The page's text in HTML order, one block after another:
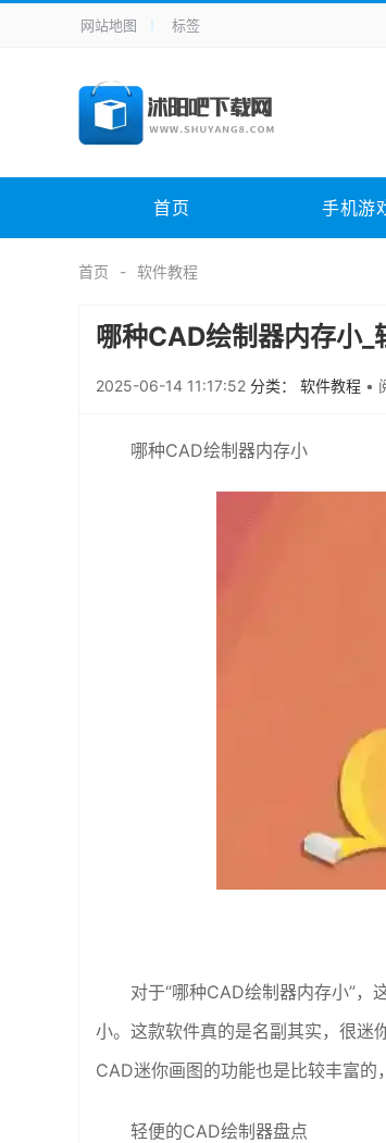
手机应用
手机游戏 H5游戏
电脑软件 其它类别 图形
未分类
网站地图 标签
首页 手机游
首页 软件教程
哪种CAD绘制器内存小
2025-06-14 11:17:52 分类： 软件教程 •
哪种CAD绘制器内存小
对于“哪种CAD绘制器内存小”
小。这款软件真的是名副其实，很迷
CAD迷你画图的功能也是比较丰富的
轻便的CAD绘制器盘点